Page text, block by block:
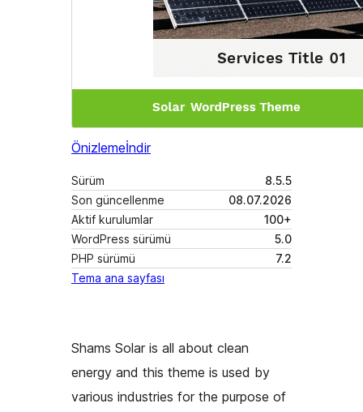
Önizlemeİndir
Sürüm
8.5.5
Son güncellenme
08.07.2026
Aktif kurulumlar
100+
WordPress sürümü
5.0
PHP sürümü
7.2
Tema ana sayfası
Shams Solar is all about clean
energy and this theme is used by
various industries for the purpose of